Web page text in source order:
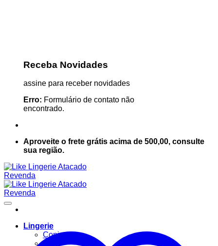
Receba Novidades
assine para receber novidades
Erro: Formulário de contato não
encontrado.
Aproveite o frete grátis acima de 500,00, consulte
sua região.
Lingerie
Conjuntos
Body